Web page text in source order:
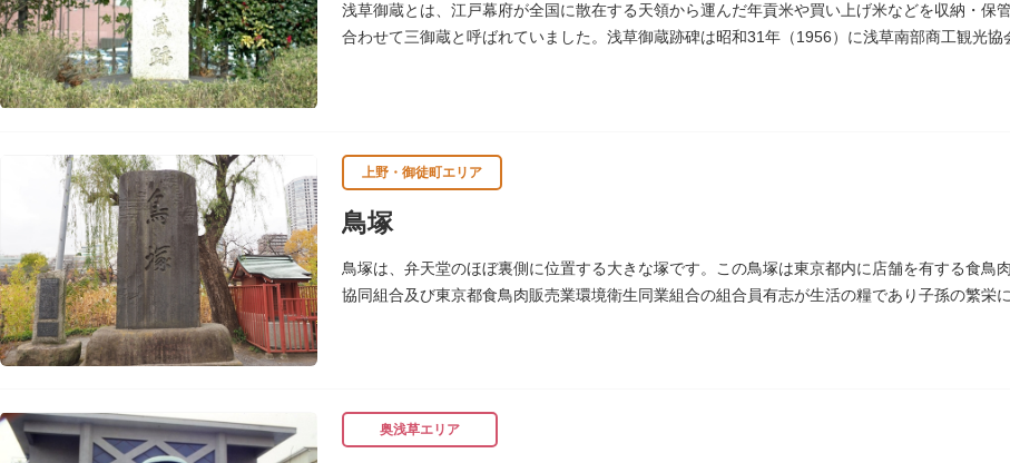
浅草御蔵とは、江戸幕府が全国に散在する天領から運んだ年貢米や買い上げ米などを収納・保
合わせて三御蔵と呼ばれていました。浅草御蔵跡碑は昭和31年（1956）に浅草南部商工観光
上野・御徒町エリア
鳥塚
鳥塚は、弁天堂のほぼ裏側に位置する大きな塚です。この鳥塚は東京都内に店舗を有する食鳥
協同組合及び東京都食鳥肉販売業環境衛生同業組合の組合員有志が生活の糧であり子孫の繁栄
奥浅草エリア